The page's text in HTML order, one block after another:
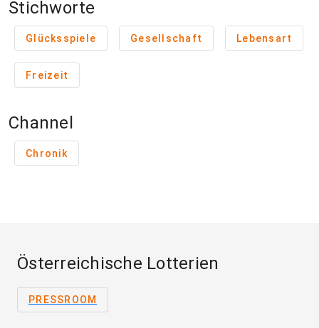
Stichworte
Glücksspiele Gesellschaft Lebensart
Freizeit
Channel
Chronik
Österreichische Lotterien
PRESSROOM